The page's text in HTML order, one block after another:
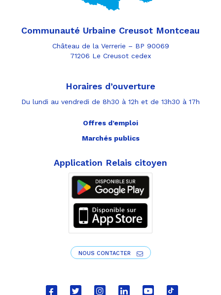
Communauté Urbaine Creusot Montceau
Château de la Verrerie – BP 90069
71206 Le Creusot cedex
Horaires d’ouverture
Du lundi au vendredi de 8h30 à 12h et de 13h30 à 17h
Offres d’emploi
Marchés publics
Application Relais citoyen
NOUS CONTACTER